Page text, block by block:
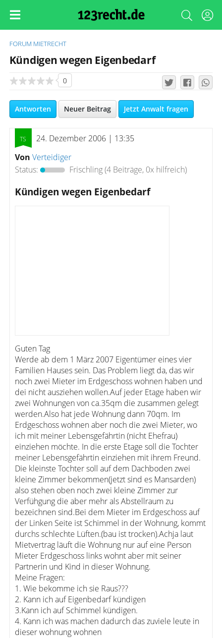
FORUM MIETRECHT
Kündigen wegen Eigenbedarf
0
Antworten Neuer Beitrag Jetzt Anwalt fragen
24. Dezember 2006 | 13:35
Von Verteidiger
Status:
Frischling(4 Beiträge, 0x hilfreich)
Kündigen wegen Eigenbedarf
Guten Tag
Werde ab dem 1 März 2007 Eigentümer eines vier
Familien Hauses sein. Das Problem liegt da, das wir
noch zwei Mieter im Erdgeschoss wohnen haben und
dei nicht ausziehen wollen.Auf jeder Etage haben wir
zwei Wohnungen von ca.35qm die zusammen gelegt
werden.Also hat jede Wohnung dann 70qm. Im
Erdgeschoss wohnen aber noch die zwei Mieter, wo
ich mit meiner Lebensgefährtin (nicht Ehefrau)
einziehen möchte. In die erste Etage soll die Tochter
meiner Lebensgefährtin einziehen mit ihrem Freund.
Die kleinste Tochter soll auf dem Dachboden zwei
kleine Zimmer bekommen(jetzt sind es Mansarden)
also stehen oben noch zwei kleine Zimmer zur
Verfühgung die aber mehr als Abstellraum zu
bezeichnen sind.Bei dem Mieter im Erdgeschoss auf
der Linken Seite ist Schimmel in der Wohnung, kommt
durchs schlechte Lüften.(bau ist trocken).Achja laut
Mietvertrag läuft die Wohnung nur auf eine Person
Mieter Erdgeschoss links wohnt aber mit seiner
Partnerin und Kind in dieser Wohnung.
Meine Fragen:
1. Wie bekomme ich sie Raus???
2. Kann ich auf Eigenbedarf kündigen
3.Kann ich auf Schimmel kündigen.
4. Kann ich was machen dadurch das zuviele leute in
dieser wohnung wohnen